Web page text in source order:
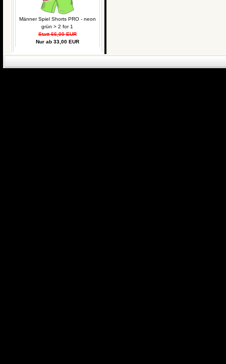
Männer Spiel Shorts PRO - neon
grün > 2 for 1
Statt 66,00 EUR
Nur ab 33,00 EUR